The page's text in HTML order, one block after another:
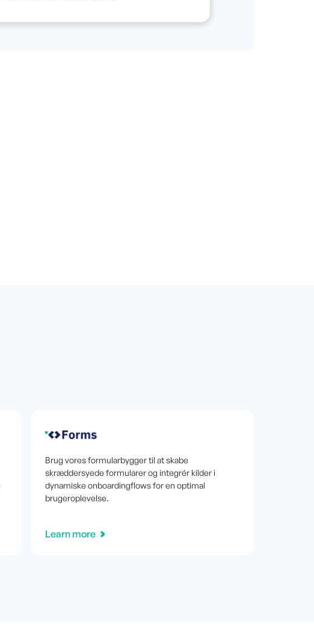
Brug vores formularbygger til at skabe
skræddersyede formularer og integrér kilder i
dynamiske onboardingflows for en optimal
brugeroplevelse.
Learn more